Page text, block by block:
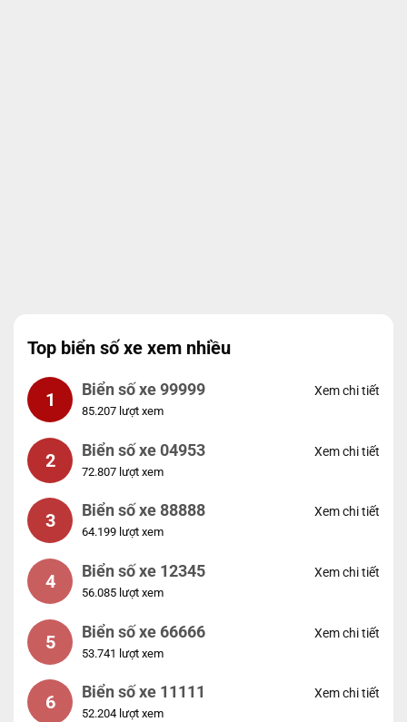
Top biển số xe xem nhiều
1 Biển số xe 99999
85.207 lượt xem
Xem chi tiết
2 Biển số xe 04953
72.807 lượt xem
Xem chi tiết
3 Biển số xe 88888
64.199 lượt xem
Xem chi tiết
4 Biển số xe 12345
56.085 lượt xem
Xem chi tiết
5 Biển số xe 66666
53.741 lượt xem
Xem chi tiết
6 Biển số xe 11111
52.204 lượt xem
Xem chi tiết